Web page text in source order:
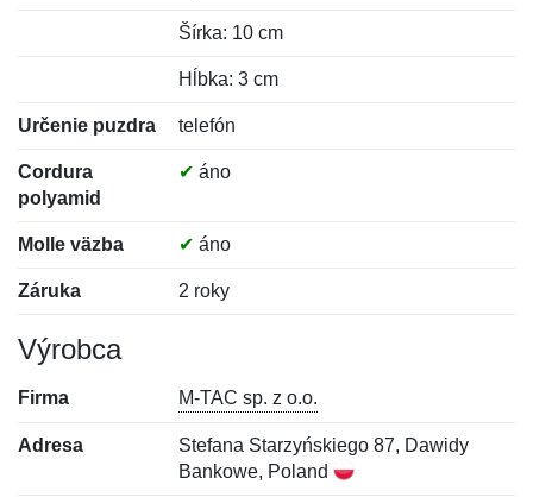
Šírka: 10 cm
Hĺbka: 3 cm
Určenie puzdra telefón
Cordura
polyamid
✔ áno
Molle väzba ✔ áno
Záruka 2 roky
Výrobca
Firma M-TAC sp. z o.o.
Adresa
Stefana Starzyńskiego 87, Dawidy
Bankowe, Poland